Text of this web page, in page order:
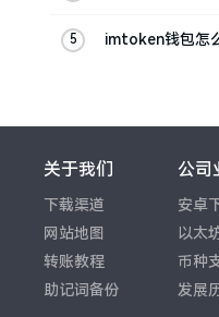
imtoken钱包怎
关于我们
下载渠道
网站地图
转账教程
助记词备份
公司
安卓
以太
币种
发展